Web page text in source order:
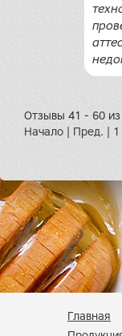
Отзывы 41 - 60
Начало
Пред. 1
Главная